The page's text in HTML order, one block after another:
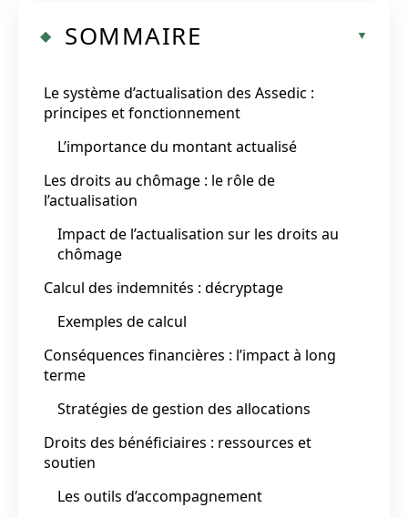
SOMMAIRE
Le système d’actualisation des Assedic :
principes et fonctionnement
L’importance du montant actualisé
Les droits au chômage : le rôle de
l’actualisation
Impact de l’actualisation sur les droits au
chômage
Calcul des indemnités : décryptage
Exemples de calcul
Conséquences financières : l’impact à long
terme
Stratégies de gestion des allocations
Droits des bénéficiaires : ressources et
soutien
Les outils d’accompagnement